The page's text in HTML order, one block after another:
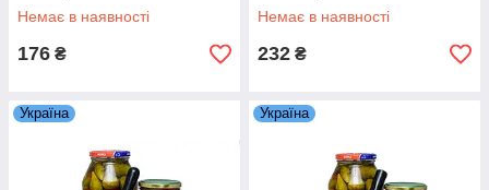
Немає в наявності
176 ₴
Немає в наявності
232 ₴
Україна Україна